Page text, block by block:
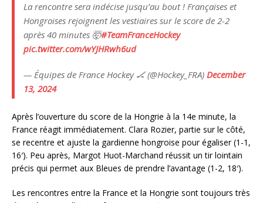
La rencontre sera indécise jusqu’au bout ! Françaises et
Hongroises rejoignent les vestiaires sur le score de 2-2
après 40 minutes 🤯#TeamFranceHockey
pic.twitter.com/wYJHRwh6ud
— Équipes de France Hockey 🏒 (@Hockey_FRA) December
13, 2024
Après l’ouverture du score de la Hongrie à la 14e minute, la
France réagit immédiatement. Clara Rozier, partie sur le côté,
se recentre et ajuste la gardienne hongroise pour égaliser (1-1,
16′). Peu après, Margot Huot-Marchand réussit un tir lointain
précis qui permet aux Bleues de prendre l’avantage (1-2, 18′).
Les rencontres entre la France et la Hongrie sont toujours très